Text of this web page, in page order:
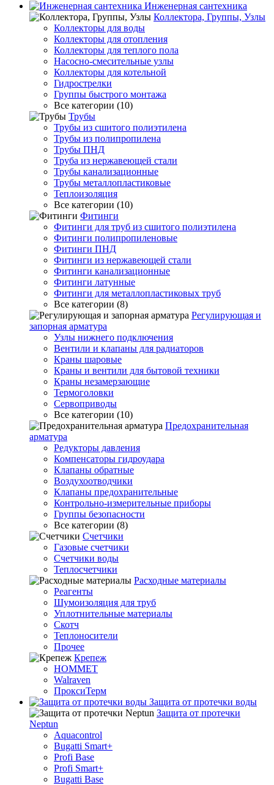
Инженерная сантехника
Коллектора, Группы, Узлы
Коллекторы для воды
Коллекторы для отопления
Коллекторы для теплого пола
Насосно-смесительные узлы
Коллекторы для котельной
Гидрострелки
Группы быстрого монтажа
Все категории (10)
Трубы
Трубы из сшитого полиэтилена
Трубы из полипропилена
Трубы ПНД
Труба из нержавеющей стали
Трубы канализационные
Трубы металлопластиковые
Теплоизоляция
Все категории (10)
Фитинги
Фитинги для труб из сшитого полиэтилена
Фитинги полипропиленовые
Фитинги ПНД
Фитинги из нержавеющей стали
Фитинги канализационные
Фитинги латунные
Фитинги для металлопластиковых труб
Все категории (8)
Регулирующая и
запорная арматура
Узлы нижнего подключения
Вентили и клапаны для радиаторов
Краны шаровые
Краны и вентили для бытовой техники
Краны незамерзающие
Термоголовки
Сервоприводы
Все категории (10)
Предохранительная
арматура
Редукторы давления
Компенсаторы гидроудара
Клапаны обратные
Воздухоотводчики
Клапаны предохранительные
Контрольно-измерительные приборы
Группы безопасности
Все категории (8)
Счетчики
Газовые счетчики
Счетчики воды
Теплосчетчики
Расходные материалы
Реагенты
Шумоизоляция для труб
Уплотнительные материалы
Скотч
Теплоносители
Прочее
Крепеж
HOMMET
Walraven
ПроксиТерм
Защита от протечки воды
Защита от протечки
Neptun
Aquacontrol
Bugatti Smart+
Profi Base
Profi Smart+
Bugatti Base